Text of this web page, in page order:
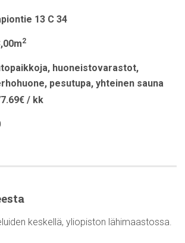
13 C 34
2
, huoneistovarastot,
, pesutupa, yhteinen sauna
/ kk
keskellä, yliopiston lähimaastossa.